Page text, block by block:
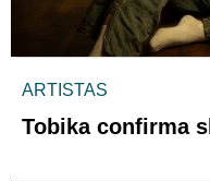
ARTISTAS
Tobika confirma